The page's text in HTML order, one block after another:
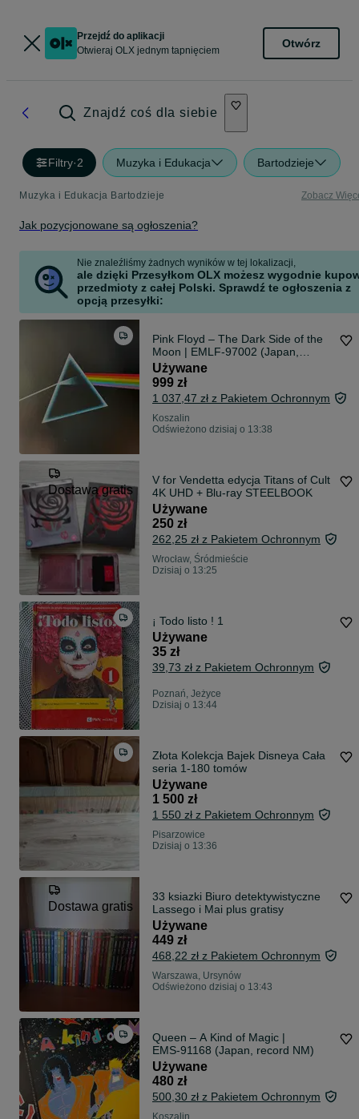
Przejdź do aplikacji
Otwieraj OLX jednym tapnięciem
Otwórz
Znajdź coś dla siebie
Filtry·2 Muzyka i Edukacja Bartodzieje
Muzyka i Edukacja Bartodzieje Zobacz
Jak pozycjonowane są ogłoszenia?
Nie znaleźliśmy żadnych wyników w tej lokalizacji,
ale dzięki Przesyłkom OLX możesz wygodnie
przedmioty z całej Polski. Sprawdź te ogłoszenia z
opcją przesyłki:
Pink Floyd – The Dark Side of the
Moon | EMLF‑97002 (Japan,
record NM, Pro‑Use Series)
Używane
999 zł
1 037,47 zł z Pakietem Ochronnym
Koszalin
Odświeżono dzisiaj o 13:38
Dostawa gratis
V for Vendetta edycja Titans of Cult
4K UHD + Blu-ray STEELBOOK
Używane
250 zł
262,25 zł z Pakietem Ochronnym
Wrocław, Śródmieście
Dzisiaj o 13:25
¡ Todo listo ! 1
Używane
35 zł
39,73 zł z Pakietem Ochronnym
Poznań, Jeżyce
Dzisiaj o 13:44
Złota Kolekcja Bajek Disneya Cała
seria 1-180 tomów
Używane
1 500 zł
1 550 zł z Pakietem Ochronnym
Pisarzowice
Dzisiaj o 13:36
Dostawa gratis
33 ksiazki Biuro detektywistyczne
Lassego i Mai plus gratisy
Używane
449 zł
468,22 zł z Pakietem Ochronnym
Warszawa, Ursynów
Odświeżono dzisiaj o 13:43
Queen – A Kind of Magic |
EMS‑91168 (Japan, record NM)
Używane
480 zł
500,30 zł z Pakietem Ochronnym
Koszalin